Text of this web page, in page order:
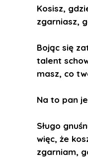
Kosisz,
zgarniasz,
Bojąc się
talent
masz, co
Na to pan
Sługo
więc, że
zgarniam,